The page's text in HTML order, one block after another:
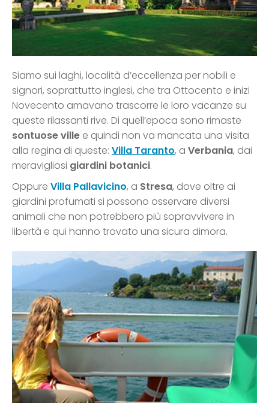
Siamo sui laghi, località d’eccellenza per nobili e
signori, soprattutto inglesi, che tra Ottocento e inizi
Novecento amavano trascorre le loro vacanze su
queste rilassanti rive. Di quell’epoca sono rimaste
sontuose ville e quindi non va mancata una visita
alla regina di queste: Villa Taranto, a Verbania, dai
meravigliosi giardini botanici.
Oppure Villa Pallavicino, a Stresa, dove oltre ai
giardini profumati si possono osservare diversi
animali che non potrebbero più sopravvivere in
libertà e qui hanno trovato una sicura dimora.